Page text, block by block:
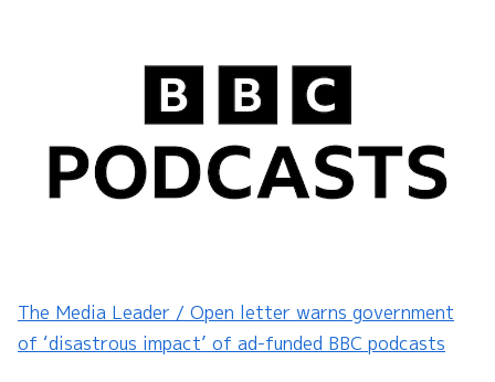
The Media Leader / Open letter warns government
of ‘disastrous impact’ of ad-funded BBC podcasts